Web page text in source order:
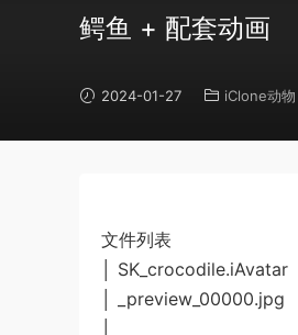
鳄鱼 + 配套动画
2024-01-27 iClone动物
文件列表
│ SK_crocodile.iAvatar
│ _preview_00000.jpg